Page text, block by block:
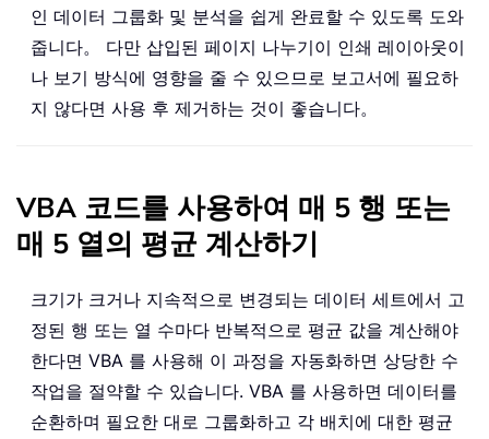
인 데이터 그룹화 및 분석을 쉽게 완료할 수 있도록 도와
줍니다。 다만 삽입된 페이지 나누기이 인쇄 레이아웃이
나 보기 방식에 영향을 줄 수 있으므로 보고서에 필요하
지 않다면 사용 후 제거하는 것이 좋습니다。
VBA 코드를 사용하여 매 5 행 또는
매 5 열의 평균 계산하기
크기가 크거나 지속적으로 변경되는 데이터 세트에서 고
정된 행 또는 열 수마다 반복적으로 평균 값을 계산해야
한다면 VBA 를 사용해 이 과정을 자동화하면 상당한 수
작업을 절약할 수 있습니다. VBA 를 사용하면 데이터를
순환하며 필요한 대로 그룹화하고 각 배치에 대한 평균